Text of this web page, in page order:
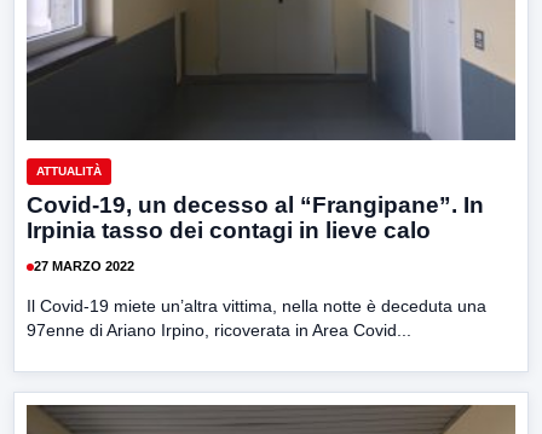
ATTUALITÀ
Covid-19, un decesso al “Frangipane”. In
Irpinia tasso dei contagi in lieve calo
27 MARZO 2022
Il Covid-19 miete un’altra vittima, nella notte è deceduta una
97enne di Ariano Irpino, ricoverata in Area Covid...